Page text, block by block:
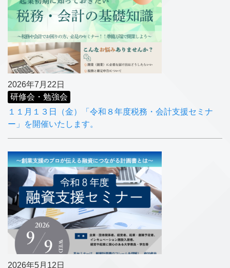
2026年7月22日
研修会・勉強会
１１月１３日（金）「令和８年度税務・会計支援セミナ
ー」を開催いたします。
2026年5月12日